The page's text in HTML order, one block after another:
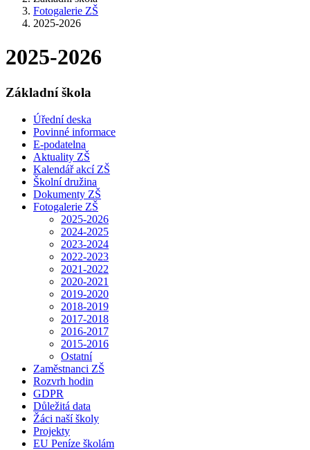
Fotogalerie ZŠ
2025-2026
2025-2026
Základní škola
Úřední deska
Povinné informace
E-podatelna
Aktuality ZŠ
Kalendář akcí ZŠ
Školní družina
Dokumenty ZŠ
Fotogalerie ZŠ
2025-2026
2024-2025
2023-2024
2022-2023
2021-2022
2020-2021
2019-2020
2018-2019
2017-2018
2016-2017
2015-2016
Ostatní
Zaměstnanci ZŠ
Rozvrh hodin
GDPR
Důležitá data
Žáci naší školy
Projekty
EU Peníze školám